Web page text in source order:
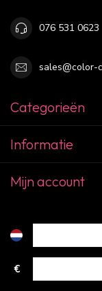
076 531 0623
sales@color-
Categorieën
Informatie
Mijn account
€